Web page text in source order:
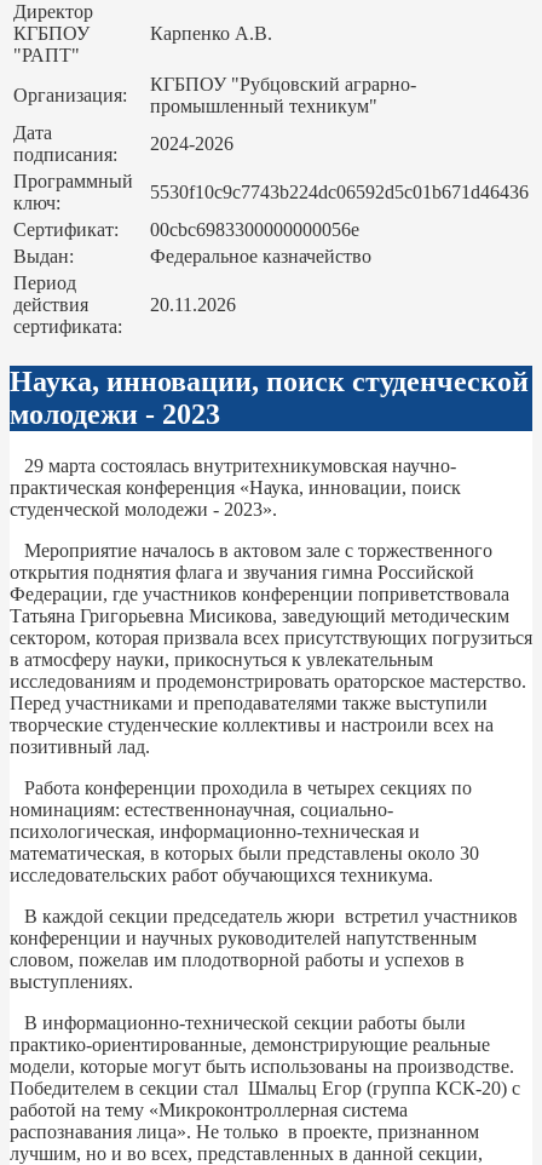
Директор
КГБПОУ
"РАПТ"
Карпенко А.В.
Организация:
КГБПОУ "Рубцовский аграрно-
промышленный техникум"
Дата
подписания:
2024-2026
Программный
ключ:
5530f10c9c7743b224dc06592d5c01b671d46436
Сертификат:
00cbc6983300000000056e
Выдан:
Федеральное казначейство
Период
действия
сертификата:
20.11.2026
Наука, инновации, поиск студенческой
молодежи - 2023
29 марта состоялась внутритехникумовская научно-
практическая конференция «Наука, инновации, поиск
студенческой молодежи - 2023».
Мероприятие началось в актовом зале с торжественного
открытия поднятия флага и звучания гимна Российской
Федерации, где участников конференции поприветствовала
Татьяна Григорьевна Мисикова, заведующий методическим
сектором, которая призвала всех присутствующих погрузиться
в атмосферу науки, прикоснуться к увлекательным
исследованиям и продемонстрировать ораторское мастерство.
Перед участниками и преподавателями также выступили
творческие студенческие коллективы и настроили всех на
позитивный лад.
Работа конференции проходила в четырех секциях по
номинациям: естественнонаучная, социально-
психологическая, информационно-техническая и
математическая, в которых были представлены около 30
исследовательских работ обучающихся техникума.
В каждой секции председатель жюри встретил участников
конференции и научных руководителей напутственным
словом, пожелав им плодотворной работы и успехов в
выступлениях.
В информационно-технической секции работы были
практико-ориентированные, демонстрирующие реальные
модели, которые могут быть использованы на производстве.
Победителем в секции стал Шмальц Егор (группа КСК-20) с
работой на тему «Микроконтроллерная система
распознавания лица». Не только в проекте, признанном
лучшим, но и во всех, представленных в данной секции,